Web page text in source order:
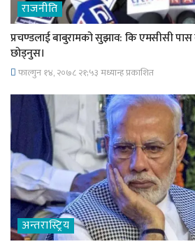
राजनीति
प्रचण्डलाई बाबुरामको सुझाव: कि एमसीसी पास
छोड्नुस।
फाल्गुन १४, २०७८ २१;५३ मध्यान्ह प्रकाशित
अन्तरास्ट्रिय